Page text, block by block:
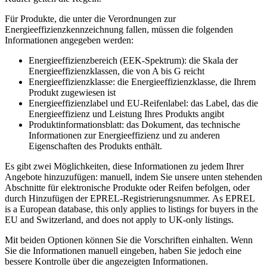
Für Produkte, die unter die Verordnungen zur
Energieeffizienzkennzeichnung fallen, müssen die folgenden
Informationen angegeben werden:
Energieeffizienzbereich (EEK-Spektrum): die Skala der
Energieeffizienzklassen, die von A bis G reicht
Energieeffizienzklasse: die Energieeffizienzklasse, die Ihrem
Produkt zugewiesen ist
Energieeffizienzlabel und EU-Reifenlabel: das Label, das die
Energieeffizienz und Leistung Ihres Produkts angibt
Produktinformationsblatt: das Dokument, das technische
Informationen zur Energieeffizienz und zu anderen
Eigenschaften des Produkts enthält.
Es gibt zwei Möglichkeiten, diese Informationen zu jedem Ihrer
Angebote hinzuzufügen: manuell, indem Sie unsere unten stehenden
Abschnitte für elektronische Produkte oder Reifen befolgen, oder
durch Hinzufügen der EPREL-Registrierungsnummer. As EPREL
is a European database, this only applies to listings for buyers in the
EU and Switzerland, and does not apply to UK-only listings.
Mit beiden Optionen können Sie die Vorschriften einhalten. Wenn
Sie die Informationen manuell eingeben, haben Sie jedoch eine
bessere Kontrolle über die angezeigten Informationen.